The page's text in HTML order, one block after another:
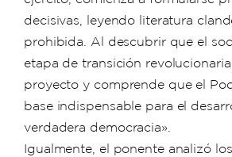
decisivas, leyendo literatura
prohibida. Al descubrir que el
etapa de transición
proyecto y comprende que el
base indispensable para el
verdadera democracia».
Igualmente, el ponente analizó